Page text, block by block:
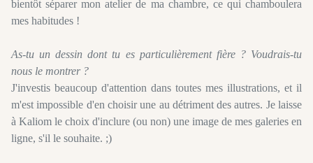
bientôt séparer mon atelier de ma chambre, ce qui chamboulera
mes habitudes !
As-tu un dessin dont tu es particulièrement fière ? Voudrais-tu
nous le montrer ?
J'investis beaucoup d'attention dans toutes mes illustrations, et il
m'est impossible d'en choisir une au détriment des autres. Je laisse
à Kaliom le choix d'inclure (ou non) une image de mes galeries en
ligne, s'il le souhaite. ;)